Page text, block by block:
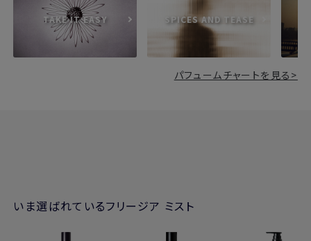
TAKE IT EASY SPICES AND TEASE
パフュームチャートを見る>
いま選ばれているフリージア ミスト